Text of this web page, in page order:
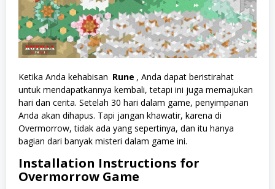
Ketika Anda kehabisan Rune , Anda dapat beristirahat
untuk mendapatkannya kembali, tetapi ini juga memajukan
hari dan cerita. Setelah 30 hari dalam game, penyimpanan
Anda akan dihapus. Tapi jangan khawatir, karena di
Overmorrow, tidak ada yang sepertinya, dan itu hanya
bagian dari banyak misteri dalam game ini.
Installation Instructions for
Overmorrow Game